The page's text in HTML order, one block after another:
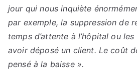
jour qui nous inquiète
par exemple, la suppression de
temps d’attente à l’hôpital ou
avoir déposé un client. Le coût
pensé à la baisse ».